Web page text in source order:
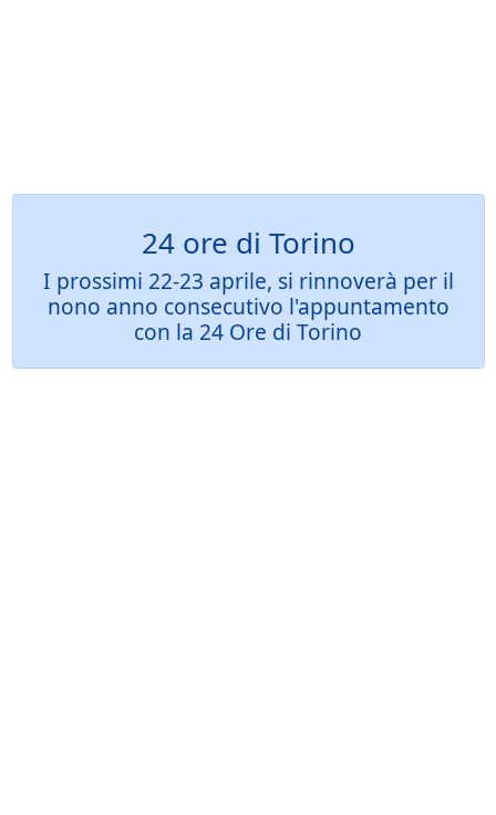
24 ore di Torino
I prossimi 22-23 aprile, si rinnoverà per il
nono anno consecutivo l'appuntamento
con la 24 Ore di Torino